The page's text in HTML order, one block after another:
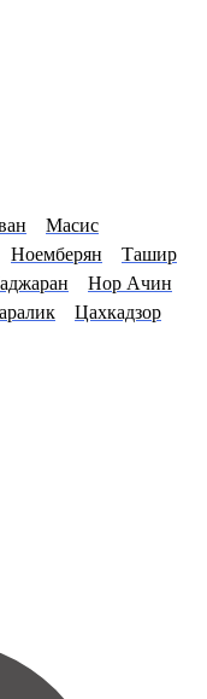
Масис
Ноемберян
Ташир
Нор Ачин
Цахкадзор